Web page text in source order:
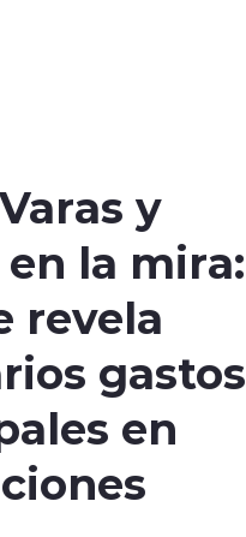
y
la mira:
revela
gastos
en